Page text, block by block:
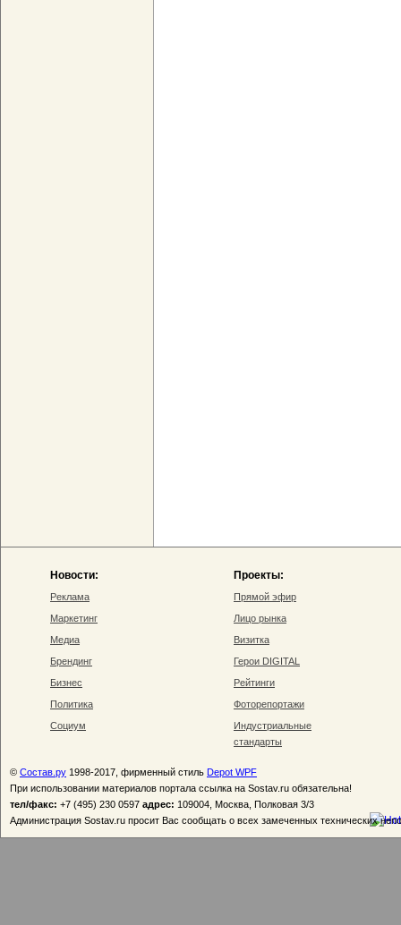
Новости:
Реклама
Маркетинг
Медиа
Брендинг
Бизнес
Политика
Социум
Проекты:
Прямой эфир
Лицо рынка
Визитка
Герои DIGITAL
Рейтинги
Фоторепортажи
Индустриальные
стандарты
© Состав.ру 1998-2017, фирменный стиль Depot WPF
При использовании материалов портала ссылка на Sostav.ru обязательна!
тел/факс: +7 (495) 230 0597 адрес: 109004, Москва, Полковая 3/3
Администрация Sostav.ru просит Вас сообщать о всех замеченных технических